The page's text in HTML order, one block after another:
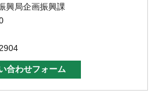
興局企画振興課